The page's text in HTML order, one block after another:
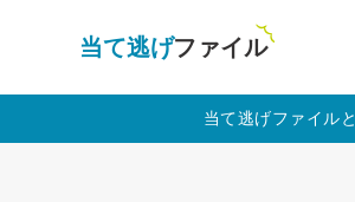
: Undefined
当て逃げファイル